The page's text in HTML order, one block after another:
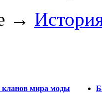
→
кланов мира моды